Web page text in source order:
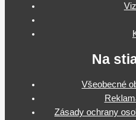
Na
Všeobecné
Zásady ochrany